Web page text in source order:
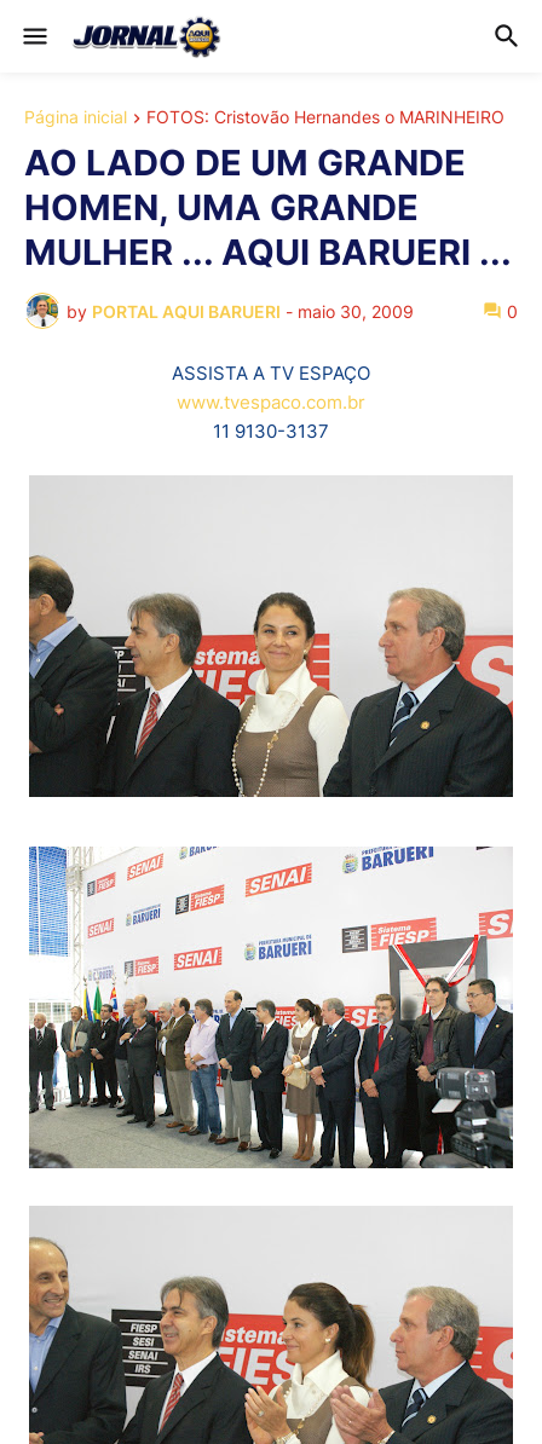
Página inicial FOTOS: Cristovão Hernandes o MARINHEIRO
AO LADO DE UM GRANDE
HOMEN, UMA GRANDE
MULHER ... AQUI BARUERI ...
by PORTAL AQUI BARUERI - maio 30, 2009 0
ASSISTA A TV ESPAÇO
www.tvespaco.com.br
11 9130-3137